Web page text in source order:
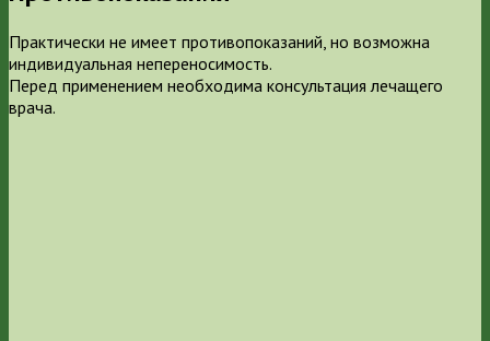
Практически не имеет противопоказаний, но возможна
индивидуальная непереносимость.
Перед применением необходима консультация лечащего
врача.